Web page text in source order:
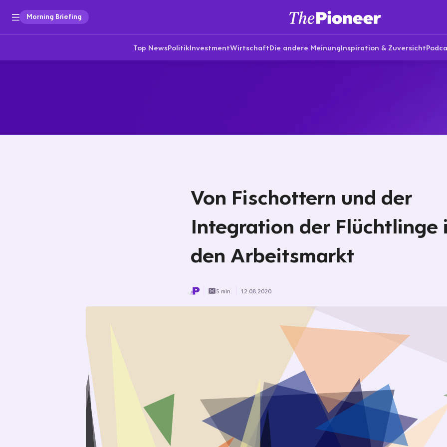
Morning Briefing
Top NewsPolitikInvestmentWirtschaftDie andere MeinungInspiration & Zuversicht
Von Fischottern und der
Integration der Flüchtlinge
den Arbeitsmarkt
5 min. 12.08.2020